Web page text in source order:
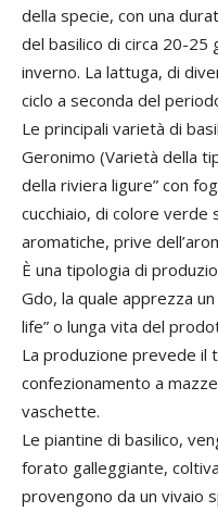
della specie, con una
del basilico di circa 20-25
inverno. La lattuga, di
ciclo a seconda del
Le principali varietà di
Geronimo (Varietà della
della riviera ligure” con
cucchiaio, di colore
aromatiche, prive
È una tipologia di
Gdo, la quale apprezza
life” o lunga vita del
La produzione prevede il
confezionamento a
vaschette.
Le piantine di basilico,
forato galleggiante,
provengono da un vivaio